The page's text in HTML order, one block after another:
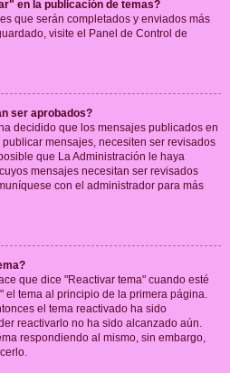
en la publicación de temas?
que serán completados y enviados más
visite el Panel de Control de
ser aprobados?
decidido que los mensajes publicados en
mensajes, necesiten ser revisados
que La Administración le haya
mensajes necesitan ser revisados
con el administrador para más
que dice "Reactivar tema" cuando esté
el tema al principio de la primera página.
el tema reactivado ha sido
reactivarlo no ha sido alcanzado aún.
respondiendo al mismo, sin embargo,